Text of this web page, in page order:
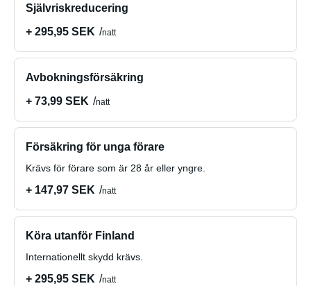
Självriskreducering
+ 295,95 SEK
natt
Avbokningsförsäkring
+ 73,99 SEK
natt
Försäkring för unga förare
Krävs för förare som är 28 år eller yngre.
+ 147,97 SEK natt
Köra utanför Finland
Internationellt skydd krävs.
+ 295,95 SEK natt